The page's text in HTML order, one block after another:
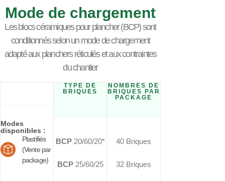
Mode de chargement
Les blocs céramiques pour plancher (BCP) sont
conditionnés selon un mode de chargement
adapté aux planchers réticulés et aux contraintes
du chantier
Modes
disponibles :
Plastifiés
(Vente par
package)
TYPE DE
BRIQUES
BCP20/60/20*
BCP25/60/25
NOMBRES DE
BRIQUES PAR
PACKAGE
40 Briques
32 Briques